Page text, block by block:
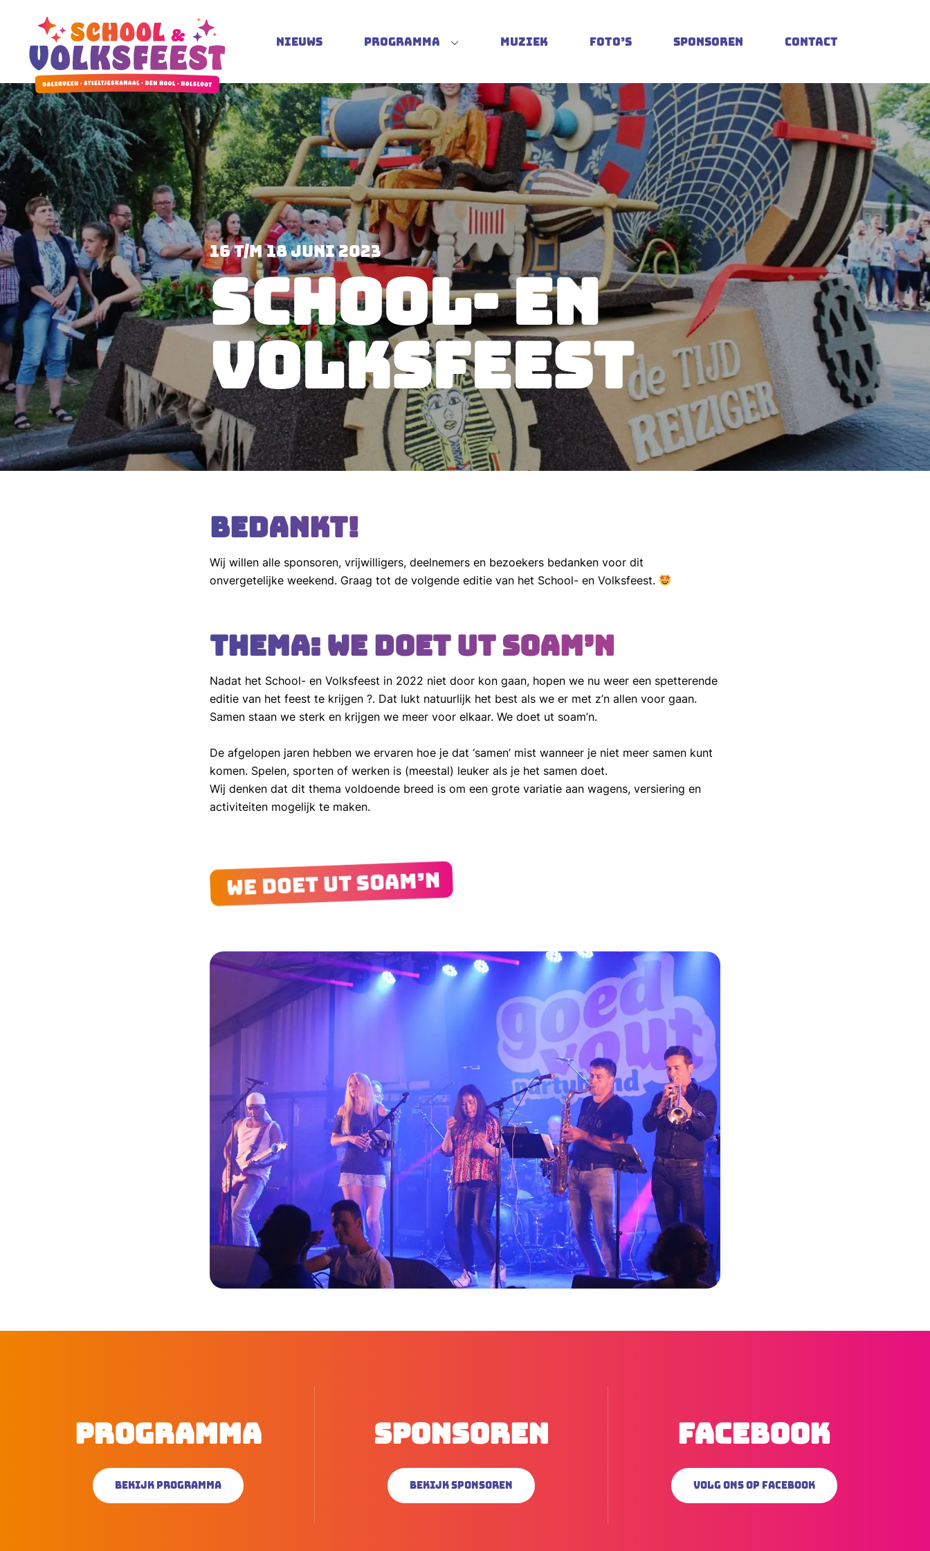
Nieuws Programma
Programma vrijdag
programma zaterdag
programma zondag
Buurten ontbijt
Presentatie boek (do. 15 juni)
Muziek Foto’s Sponsoren Contact
16 t/m 18 juni 2023
SCHOOL- EN
VOLKSFEEST
Bedankt!
Wij willen alle sponsoren, vrijwilligers, deelnemers en bezoekers bedanken voor dit
onvergetelijke weekend. Graag tot de volgende editie van het School- en Volksfeest.
Thema: We doet ut soam’n
Nadat het School- en Volksfeest in 2022 niet door kon gaan, hopen we nu weer een spetterende
editie van het feest te krijgen ?. Dat lukt natuurlijk het best als we er met z’n allen voor gaan.
Samen staan we sterk en krijgen we meer voor elkaar. We doet ut soam’n.
De afgelopen jaren hebben we ervaren hoe je dat ‘samen’ mist wanneer je niet meer samen kunt
komen. Spelen, sporten of werken is (meestal) leuker als je het samen doet.
Wij denken dat dit thema voldoende breed is om een grote variatie aan wagens, versiering en
activiteiten mogelijk te maken.
Programma
Bekijk programma
Sponsoren
Bekijk sponsoren
Facebook
Volg ons op Facebook